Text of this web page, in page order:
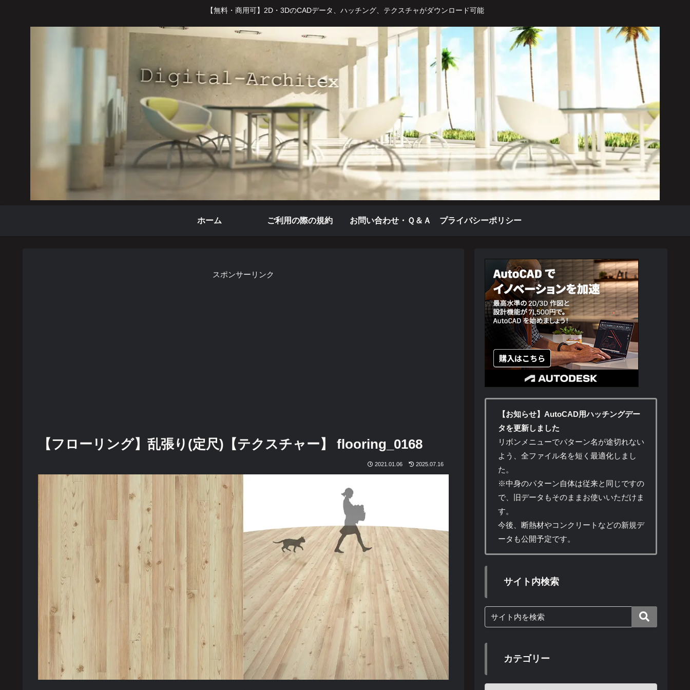
【無料・商用可】2D・3DのCADデータ、ハッチング、テクスチャがダウンロード可能
ホーム ご利用の際の規約 お問い合わせ・Ｑ＆Ａ プライバシーポリシー
スポンサーリンク
【フローリング】乱張り(定尺)【テクスチャー】 flooring_0168
2021.01.06 2025.07.16
【お知らせ】AutoCAD用ハッチングデー
タを更新しました
リボンメニューでパターン名が途切れない
よう、全ファイル名を短く最適化しまし
た。
※中身のパターン自体は従来と同じですの
で、旧データもそのままお使いいただけま
す。
今後、断熱材やコンクリートなどの新規デ
ータも公開予定です。
サイト内検索
カテゴリー